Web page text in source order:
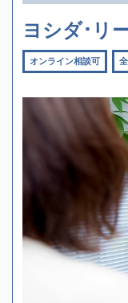
ヨシダ･リ
オンライン相談可